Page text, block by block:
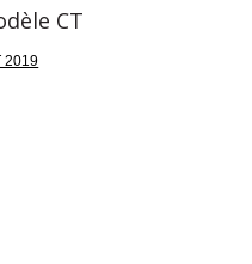
Crit'Air
CT
2019